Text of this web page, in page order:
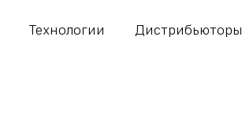
Технологии Дистрибьюторы